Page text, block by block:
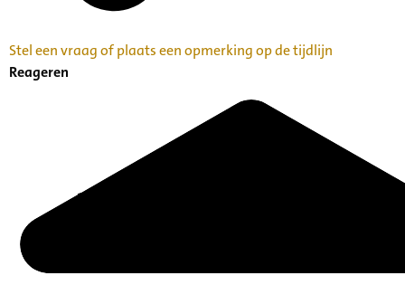
Stel een vraag of plaats een opmerking op de tijdlijn
Reageren